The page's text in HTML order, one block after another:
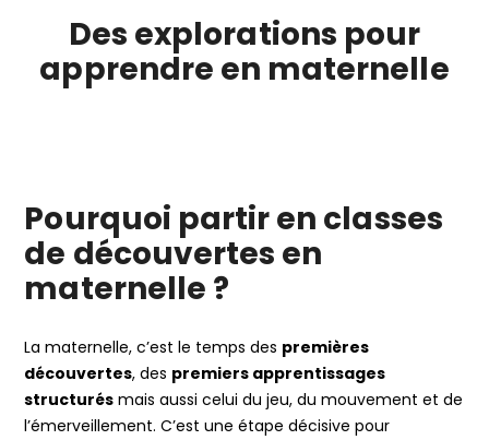
Des explorations pour
apprendre en maternelle
Pourquoi partir en classes
de découvertes en
maternelle ?
La maternelle, c’est le temps des premières
découvertes, des premiers apprentissages
structurés mais aussi celui du jeu, du mouvement et de
l’émerveillement. C’est une étape décisive pour